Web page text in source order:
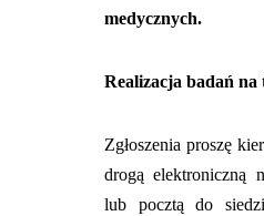
medycznych.
Realizacja badań na
Zgłoszenia proszę
drogą elektroniczną
lub pocztą do